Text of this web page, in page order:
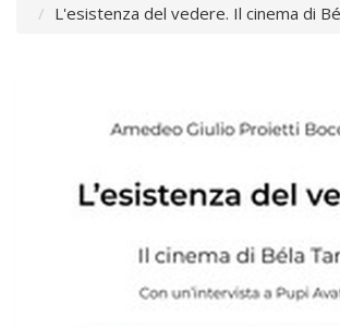
L'esistenza del vedere. Il cinema di